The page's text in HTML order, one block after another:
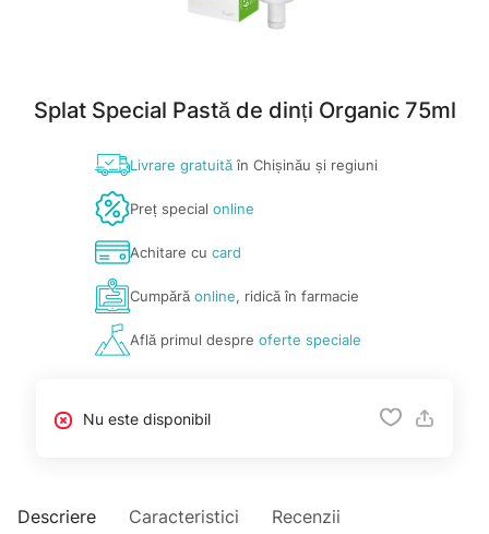
Splat Special Pastă de dinți Organic 75ml
Livrare gratuităîn Chișinău și regiuni
Preț special online
Achitare cu card
Cumpărăonline, ridică în farmacie
Află primul despre oferte speciale
Nu este disponibil
Descriere Caracteristici Recenzii